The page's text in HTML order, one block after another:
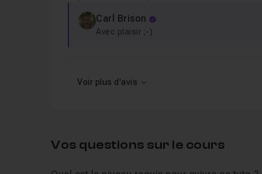
Carl Brison
Avec plaisir ;-)
Voir plus d'avis
Vos questions sur le cours